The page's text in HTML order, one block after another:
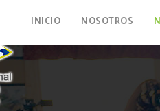
INICIO NOSOTROS